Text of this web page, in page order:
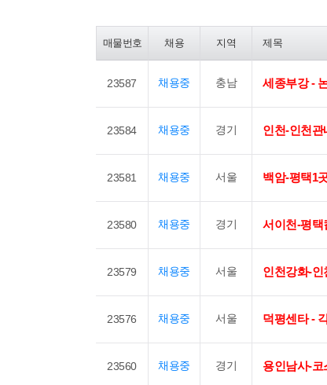
매물번호 채용 지역 제목
23587 채용중 충남 세종부강 -
23584 채용중 경기 인천-인천관
23581 채용중 서울 백암-평택1
23580 채용중 경기 서이천-평택
23579 채용중 서울 인천강화-인
23576 채용중 서울 덕평센타 -
23560 채용중 경기 용인남사-코